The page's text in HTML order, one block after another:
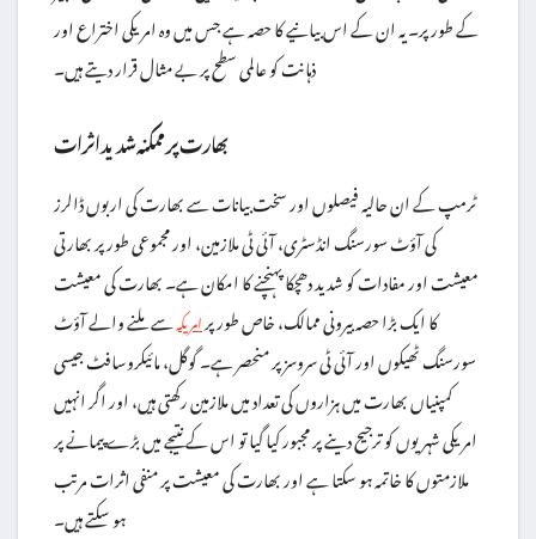
کے طور پر۔ یہ ان کے اس بیانیے کا حصہ ہے جس میں وہ امریکی اختراع اور
ذہانت کو عالمی سطح پر بے مثال قرار دیتے ہیں۔
بھارت پر ممکنہ شدید اثرات
ٹرمپ کے ان حالیہ فیصلوں اور سخت بیانات سے بھارت کی اربوں ڈالرز
کی آؤٹ سورسنگ انڈسٹری، آئی ٹی ملازمین، اور مجموعی طور پر بھارتی
معیشت اور مفادات کو شدید دھچکا پہنچنے کا امکان ہے۔ بھارت کی معیشت
کا ایک بڑا حصہ بیرونی ممالک، خاص طور پرامریکہسے ملنے والے آؤٹ
سورسنگ ٹھیکوں اور آئی ٹی سروسز پر منحصر ہے۔ گوگل، مائیکروسافٹ جیسی
کمپنیاں بھارت میں ہزاروں کی تعداد میں ملازمین رکھتی ہیں، اور اگر انہیں
امریکی شہریوں کو ترجیح دینے پر مجبور کیا گیا تو اس کے نتیجے میں بڑے پیمانے پر
ملازمتوں کا خاتمہ ہو سکتا ہے اور بھارت کی معیشت پر منفی اثرات مرتب
ہو سکتے ہیں۔